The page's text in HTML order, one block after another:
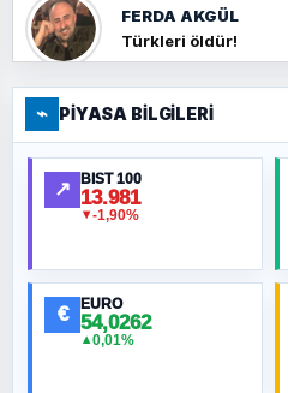
FERDA AKGÜL
Türkleri öldür!
FERHAT
Ankara Zirvesi:
Ortadoğu
MURAT ÖZKAN
⌁ PIYASA BILGILERI
↗ BIST 100
13.981
▼-1,90%
€ EURO
54,0262
▲0,01%